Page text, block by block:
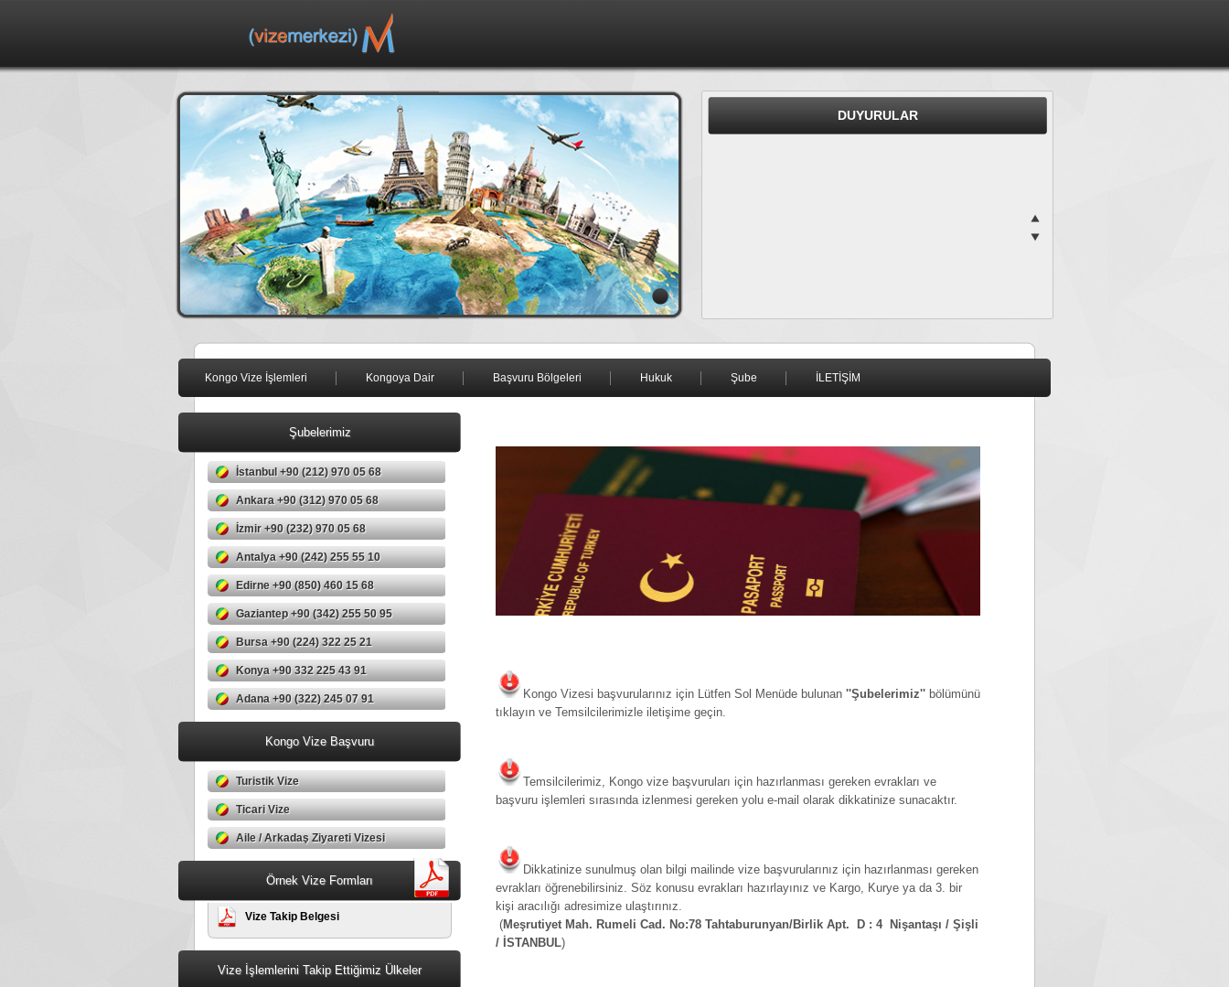
DUYURULAR
Kongo Vize İşlemleri Kongoya Dair Başvuru Bölgeleri Hukuk Şube İLETİŞİM
Şubelerimiz
İstanbul +90 (212) 970 05 68
Ankara +90 (312) 970 05 68
İzmir +90 (232) 970 05 68
Antalya +90 (242) 255 55 10
Edirne +90 (850) 460 15 68
Gaziantep +90 (342) 255 50 95
Bursa +90 (224) 322 25 21
Konya +90 332 225 43 91
Adana +90 (322) 245 07 91
Kongo Vize Başvuru
Turistik Vize
Ticari Vize
Aile / Arkadaş Ziyareti Vizesi
Örnek Vize Formları
Vize Takip Belgesi
Vize İşlemlerini Takip Ettiğimiz Ülkeler
Kongo Vizesi başvurularınız için Lütfen Sol Menüde bulunan ''Şubelerimiz'' bölümünü
tıklayın ve Temsilcilerimizle iletişime geçin.
Temsilcilerimiz, Kongo vize başvuruları için hazırlanması gereken evrakları ve
başvuru işlemleri sırasında izlenmesi gereken yolu e-mail olarak dikkatinize sunacaktır.
Dikkatinize sunulmuş olan bilgi mailinde vize başvurularınız için hazırlanması gereken
evrakları öğrenebilirsiniz. Söz konusu evrakları hazırlayınız ve Kargo, Kurye ya da 3. bir
kişi aracılığı adresimize ulaştırınız.
(Meşrutiyet Mah. Rumeli Cad. No:78 Tahtaburunyan/Birlik Apt. D : 4 Nişantaşı / Şişli
/ İSTANBUL)